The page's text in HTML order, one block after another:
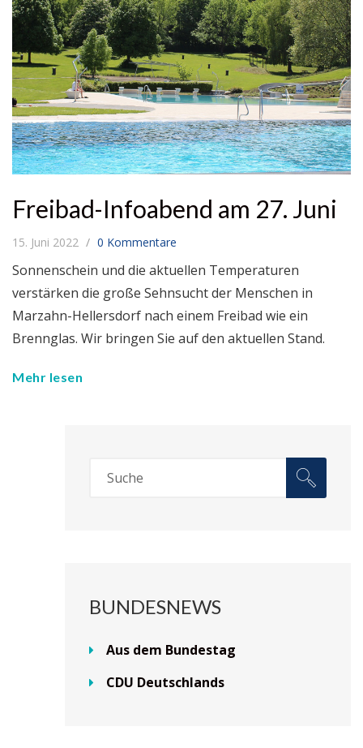
Freibad-Infoabend am 27. Juni
15. Juni 2022 0 Kommentare
Sonnenschein und die aktuellen Temperaturen
verstärken die große Sehnsucht der Menschen in
Marzahn-Hellersdorf nach einem Freibad wie ein
Brennglas. Wir bringen Sie auf den aktuellen Stand.
Mehr lesen
BUNDESNEWS
Aus dem Bundestag
CDU Deutschlands